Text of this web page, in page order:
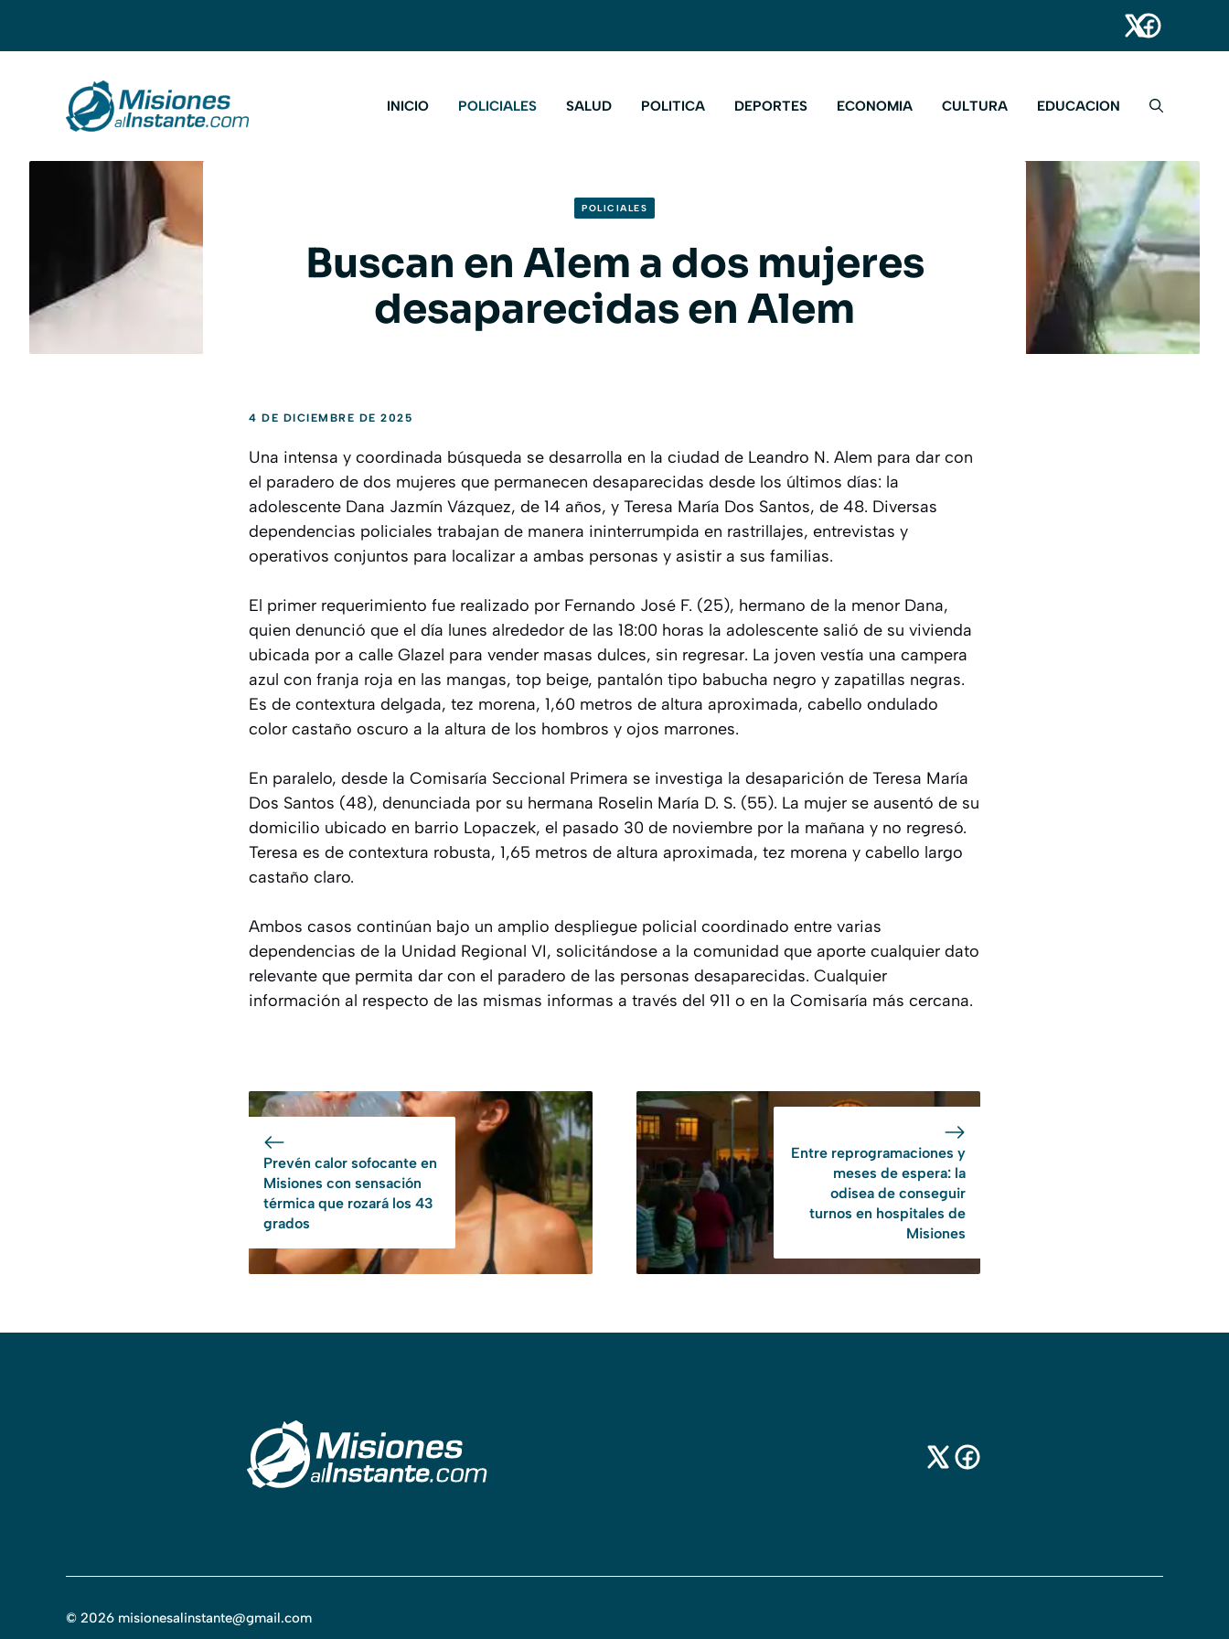
INICIO POLICIALES SALUD POLITICA DEPORTES ECONOMIA CULTURA EDUCACION
POLICIALES
Buscan en Alem a dos mujeres
desaparecidas en Alem
4 DE DICIEMBRE DE 2025
Una intensa y coordinada búsqueda se desarrolla en la ciudad de Leandro N. Alem para dar con
el paradero de dos mujeres que permanecen desaparecidas desde los últimos días: la
adolescente Dana Jazmín Vázquez, de 14 años, y Teresa María Dos Santos, de 48. Diversas
dependencias policiales trabajan de manera ininterrumpida en rastrillajes, entrevistas y
operativos conjuntos para localizar a ambas personas y asistir a sus familias.
El primer requerimiento fue realizado por Fernando José F. (25), hermano de la menor Dana,
quien denunció que el día lunes alrededor de las 18:00 horas la adolescente salió de su vivienda
ubicada por a calle Glazel para vender masas dulces, sin regresar. La joven vestía una campera
azul con franja roja en las mangas, top beige, pantalón tipo babucha negro y zapatillas negras.
Es de contextura delgada, tez morena, 1,60 metros de altura aproximada, cabello ondulado
color castaño oscuro a la altura de los hombros y ojos marrones.
En paralelo, desde la Comisaría Seccional Primera se investiga la desaparición de Teresa María
Dos Santos (48), denunciada por su hermana Roselin María D. S. (55). La mujer se ausentó de su
domicilio ubicado en barrio Lopaczek, el pasado 30 de noviembre por la mañana y no regresó.
Teresa es de contextura robusta, 1,65 metros de altura aproximada, tez morena y cabello largo
castaño claro.
Ambos casos continúan bajo un amplio despliegue policial coordinado entre varias
dependencias de la Unidad Regional VI, solicitándose a la comunidad que aporte cualquier dato
relevante que permita dar con el paradero de las personas desaparecidas. Cualquier
información al respecto de las mismas informas a través del 911 o en la Comisaría más cercana.
Prevén calor sofocante en
Misiones con sensación
térmica que rozará los 43
grados
Entre reprogramaciones y
meses de espera: la
odisea de conseguir
turnos en hospitales de
Misiones
© 2026 misionesalinstante@gmail.com